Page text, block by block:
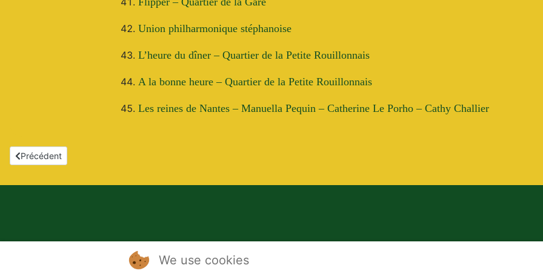
Union philharmonique stéphanoise
L’heure du dîner – Quartier de la Petite Rouillonnais
A la bonne heure – Quartier de la Petite Rouillonnais
Les reines de Nantes – Manuella Pequin – Catherine Le Porho – Cathy Challier
Article précédent : 1986 - 22e Fête des jonquilles - 23 mars 1986
Précédent
Politique de confidentialité We use cookies